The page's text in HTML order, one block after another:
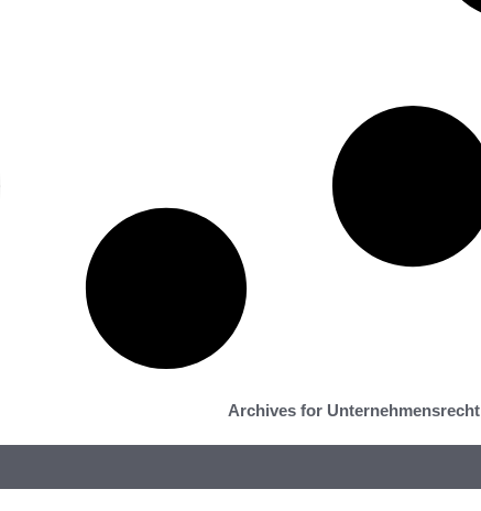
Archives for Unternehmensrecht